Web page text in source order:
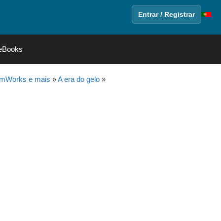
Entrar / Registrar
e mais »A era do gelo»